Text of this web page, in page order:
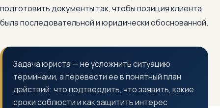
подготовить документы так, чтобы позиция клиента
была последовательной и юридически обоснованной.
Задача юриста — не усложнить ситуацию
терминами, а перевести ее в понятный план
действий: что подтвердить, что заявить, какие
сроки соблюсти и как защитить интерес